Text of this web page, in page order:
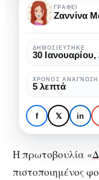
PODCASTS ΒΙΒΛΊΟ
Τα
όσους
Τα
βιβλία
που
μιλούν
όσους
δεν
μπορούν
διαβάσουν
ΓΡΆΦΕΙ
Ζαννίνα
ΔΗΜΟΣΙΕΎΤΗΚΕ
30 Ιανουαρίου,
ΧΡΌΝΟΣ
5 λεπτά
f 𝕏 in
Η πρωτοβουλία «
πιστοποιημένος